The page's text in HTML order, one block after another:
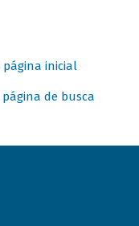
página inicial
página de busca